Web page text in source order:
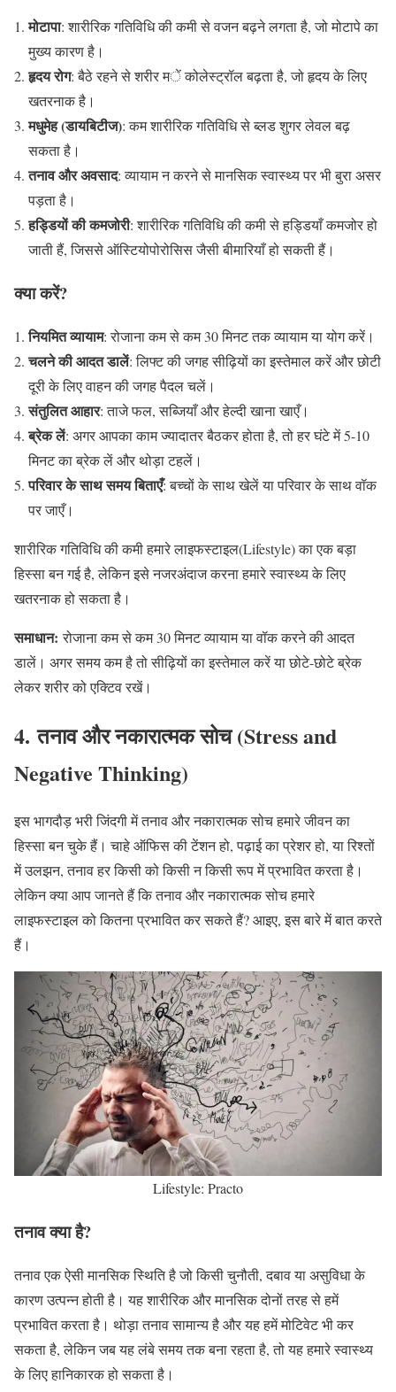
मोटापा: शारीरिक गतिविधि की कमी से वजन बढ़ने लगता है, जो मोटापे का
मुख्य कारण है।
हृदय रोग: बैठे रहने से शरीर में कोलेस्ट्रॉल बढ़ता है, जो हृदय के लिए
खतरनाक है।
मधुमेह (डायबिटीज): कम शारीरिक गतिविधि से ब्लड शुगर लेवल बढ़
सकता है।
तनाव और अवसाद: व्यायाम न करने से मानसिक स्वास्थ्य पर भी बुरा असर
पड़ता है।
हड्डियों की कमजोरी: शारीरिक गतिविधि की कमी से हड्डियाँ कमजोर हो
जाती हैं, जिससे ऑस्टियोपोरोसिस जैसी बीमारियाँ हो सकती हैं।
क्या करें?
नियमित व्यायाम: रोजाना कम से कम 30 मिनट तक व्यायाम या योग करें।
चलने की आदत डालें: लिफ्ट की जगह सीढ़ियों का इस्तेमाल करें और छोटी
दूरी के लिए वाहन की जगह पैदल चलें।
संतुलित आहार: ताजे फल, सब्जियाँ और हेल्दी खाना खाएँ।
ब्रेक लें: अगर आपका काम ज्यादातर बैठकर होता है, तो हर घंटे में 5-10
मिनट का ब्रेक लें और थोड़ा टहलें।
परिवार के साथ समय बिताएँ: बच्चों के साथ खेलें या परिवार के साथ वॉक
पर जाएँ।
शारीरिक गतिविधि की कमी हमारे लाइफस्टाइल(Lifestyle) का एक बड़ा
हिस्सा बन गई है, लेकिन इसे नजरअंदाज करना हमारे स्वास्थ्य के लिए
खतरनाक हो सकता है।
समाधान: रोजाना कम से कम 30 मिनट व्यायाम या वॉक करने की आदत
डालें। अगर समय कम है तो सीढ़ियों का इस्तेमाल करें या छोटे-छोटे ब्रेक
लेकर शरीर को एक्टिव रखें।
4. तनाव और नकारात्मक सोच (Stress and
Negative Thinking)
इस भागदौड़ भरी जिंदगी में तनाव और नकारात्मक सोच हमारे जीवन का
हिस्सा बन चुके हैं। चाहे ऑफिस की टेंशन हो, पढ़ाई का प्रेशर हो, या रिश्तों
में उलझन, तनाव हर किसी को किसी न किसी रूप में प्रभावित करता है।
लेकिन क्या आप जानते हैं कि तनाव और नकारात्मक सोच हमारे
लाइफस्टाइल को कितना प्रभावित कर सकते हैं? आइए, इस बारे में बात करते
हैं।
Lifestyle: Practo
तनाव क्या है?
तनाव एक ऐसी मानसिक स्थिति है जो किसी चुनौती, दबाव या असुविधा के
कारण उत्पन्न होती है। यह शारीरिक और मानसिक दोनों तरह से हमें
प्रभावित करता है। थोड़ा तनाव सामान्य है और यह हमें मोटिवेट भी कर
सकता है, लेकिन जब यह लंबे समय तक बना रहता है, तो यह हमारे स्वास्थ्य
के लिए हानिकारक हो सकता है।